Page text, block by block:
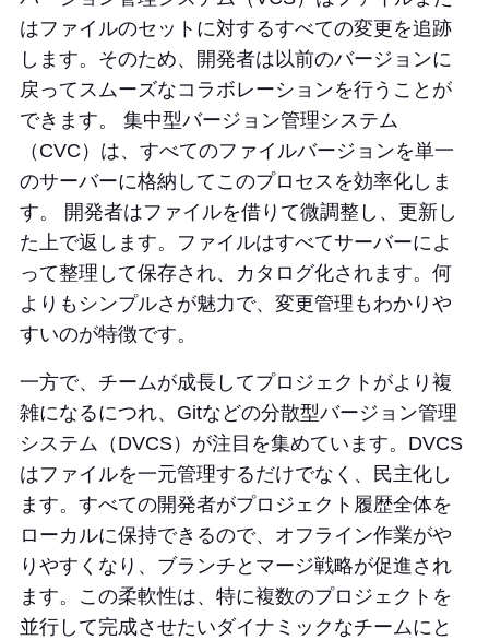
はファイルのセットに対するすべての変更を追跡
します。そのため、開発者は以前のバージョンに
戻ってスムーズなコラボレーションを行うことが
できます。 集中型バージョン管理システム
（CVC）は、すべてのファイルバージョンを単一
のサーバーに格納してこのプロセスを効率化しま
す。 開発者はファイルを借りて微調整し、更新し
た上で返します。ファイルはすべてサーバーによ
って整理して保存され、カタログ化されます。何
よりもシンプルさが魅力で、変更管理もわかりや
すいのが特徴です。
一方で、チームが成長してプロジェクトがより複
雑になるにつれ、Gitなどの分散型バージョン管理
システム（DVCS）が注目を集めています。DVCS
はファイルを一元管理するだけでなく、民主化し
ます。すべての開発者がプロジェクト履歴全体を
ローカルに保持できるので、オフライン作業がや
りやすくなり、ブランチとマージ戦略が促進され
ます。この柔軟性は、特に複数のプロジェクトを
並行して完成させたいダイナミックなチームにと